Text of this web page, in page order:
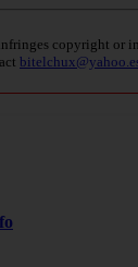
copyright or